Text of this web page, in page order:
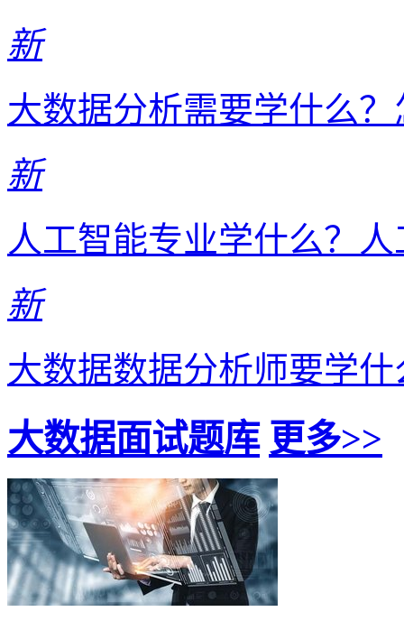
新
大数据分析需要学什么
新
人工智能专业学什么？
新
大数据数据分析师要学
大数据面试题库 更多>>